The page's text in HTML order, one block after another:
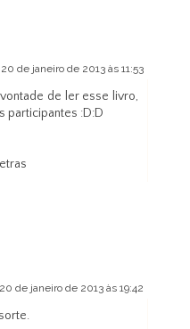
20 de janeiro de 2013 às 11:53
de ler esse livro,
participantes :D:D
20 de janeiro de 2013 às 19:42